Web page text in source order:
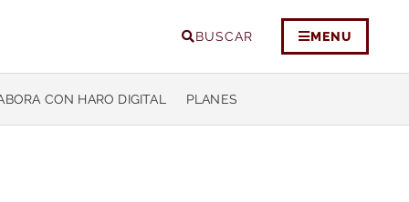
BUSCAR MENU
CON HARO DIGITAL PLANES